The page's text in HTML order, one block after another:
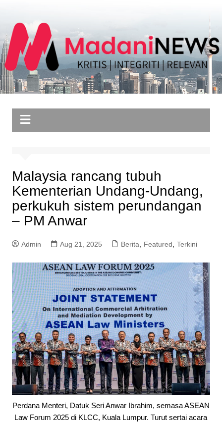
content
Malaysia rancang tubuh
Kementerian Undang-Undang,
perkukuh sistem perundangan
– PM Anwar
Admin Aug 21, 2025 Berita, Featured, Terkini
Perdana Menteri, Datuk Seri Anwar Ibrahim, semasa ASEAN
Law Forum 2025 di KLCC, Kuala Lumpur. Turut sertai acara